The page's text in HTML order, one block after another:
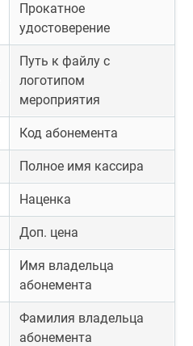
Прокатное
удостоверение
Путь к файлу с
логотипом
мероприятия
Код абонемента
Полное имя кассира
Наценка
Доп. цена
Имя владельца
абонемента
Фамилия владельца
абонемента